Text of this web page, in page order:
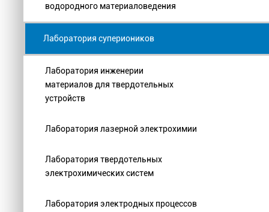
водородного материаловедения
Лаборатория супериоников
Лаборатория инженерии
материалов для твердотельных
устройств
Лаборатория лазерной электрохимии
Лаборатория твердотельных
электрохимических систем
Лаборатория электродных процессов